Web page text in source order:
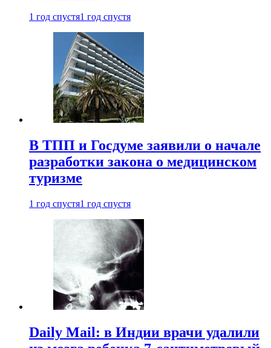
1 год спустя1 год спустя
В ТПП и Госдуме заявили о начале
разработки закона о медицинском
туризме
1 год спустя1 год спустя
Daily Mail: в Индии врачи удалили